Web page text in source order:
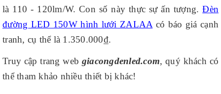
là 110 - 120lm/W. Con số này thực sự ấn tượng.Đèn
đường LED 150W hình lưới ZALAAcó báo giá cạnh
tranh, cụ thể là 1.350.000₫.
Truy cập trang web giacongdenled.com, quý khách có
thể tham khảo nhiều thiết bị khác!